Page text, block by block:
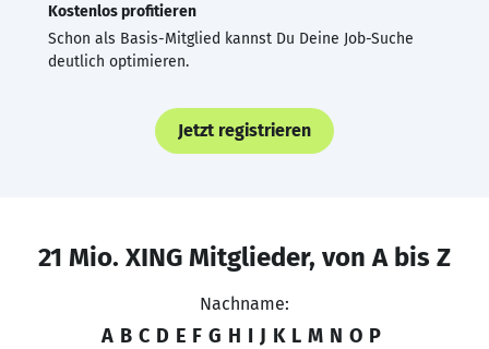
Kostenlos profitieren
Schon als Basis-Mitglied kannst Du Deine Job-Suche
deutlich optimieren.
Jetzt registrieren
21 Mio. XING Mitglieder, von A bis Z
Nachname:
A B C D E F G H I J K L M N O P